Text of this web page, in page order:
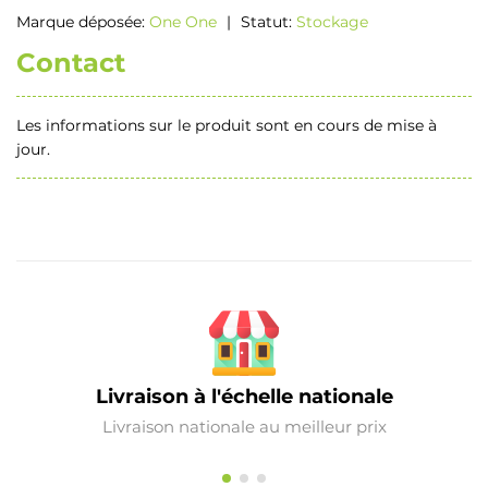
Marque déposée: One One | Statut: Stockage
Contact
Les informations sur le produit sont en cours de mise à
jour.
Livraison à l'échelle nationale
Livraison nationale au meilleur prix